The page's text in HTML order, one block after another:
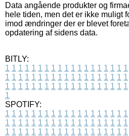
Data angående produkter og
hele tiden, men det er ikke muligt
imod ændringer der er blevet
opdatering af sidens data.
BITLY:
1 1 1 1 1 1 1 1 1 1 1 1 1 1 1 1 1 1 1
1 1 1 1 1 1 1 1 1 1 1 1 1 1 1 1 1 1 1
1 1 1 1 1 1 1 1 1 1 1 1 1 1 1 1 1 1 1
1
SPOTIFY:
1 1 1 1 1 1 1 1 1 1 1 1 1 1 1 1 1 1 1
1 1 1 1 1 1 1 1 1 1 1 1 1 1 1 1 1 1 1
1 1 1 1 1 1 1 1 1 1 1 1 1 1 1 1 1 1 1